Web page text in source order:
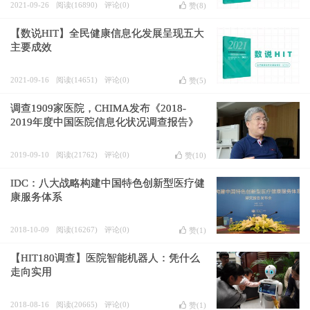
2021-09-26 阅读(16890) 评论(0) 赞(8)
【数说HIT】全民健康信息化发展呈现五大
主要成效
2021-09-16 阅读(14651) 评论(0) 赞(5)
调查1909家医院，CHIMA发布《2018-
2019年度中国医院信息化状况调查报告》
2019-09-10 阅读(21762) 评论(0) 赞(10)
IDC：八大战略构建中国特色创新型医疗健
康服务体系
2018-10-09 阅读(16267) 评论(0) 赞(1 )
【HIT180调查】医院智能机器人：凭什么
走向实用
2018-08-16 阅读(20665) 评论(0) 赞(1 )